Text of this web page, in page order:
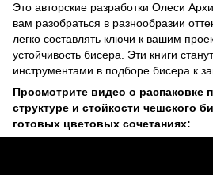
Это авторские разработки Олеси
вам разобраться в разнообразии
легко составлять ключи к вашим
устойчивость бисера. Эти книги
инструментами в подборе бисера к
Просмотрите видео о распаковке
структуре и стойкости чешского
готовых цветовых сочетаниях: